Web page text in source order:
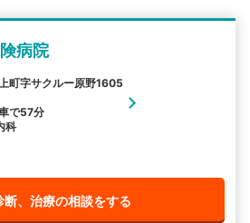
検索する
条件で絞り込む
その他の検索方法
病院
町字サクルー原野1605
で57分
科
断、治療の相談をする